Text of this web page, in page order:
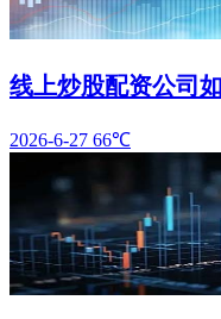
线上炒股配资公司
2026-6-27 66℃